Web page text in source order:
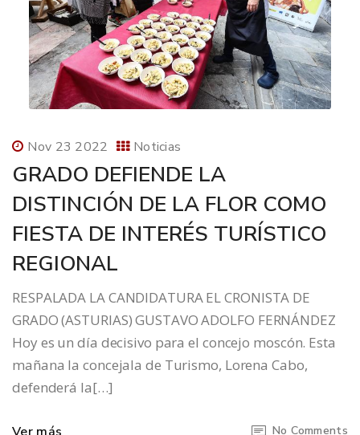
Nov 23 2022 Noticias
GRADO DEFIENDE LA
DISTINCIÓN DE LA FLOR COMO
FIESTA DE INTERÉS TURÍSTICO
REGIONAL
RESPALADA LA CANDIDATURA EL CRONISTA DE
GRADO (ASTURIAS) GUSTAVO ADOLFO FERNÁNDEZ
Hoy es un día decisivo para el concejo moscón. Esta
mañana la concejala de Turismo, Lorena Cabo,
defenderá la[…]
No Comments